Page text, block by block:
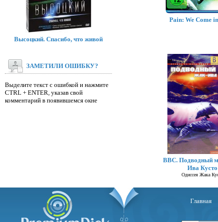
Pain: We Come
BBC. Подводный
Ива Кусто
Одиссея Жака
Высоцкий. Спасибо, что живой
ЗАМЕТИЛИ ОШИБКУ?
Выделите текст с ошибкой и нажмите
CTRL + ENTER, указав свой
комментарий в появившемся окне
Главная